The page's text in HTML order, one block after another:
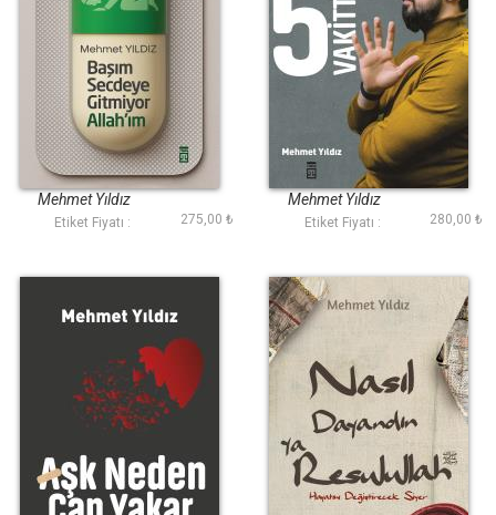
Başım Secdeye
Gitmiyor Allahım
Mehmet Yıldız
Etiket Fiyatı : 275,00 ₺
Aşk 5 Vakittir
Mehmet Yıldız
Etiket Fiyatı : 280,00 ₺